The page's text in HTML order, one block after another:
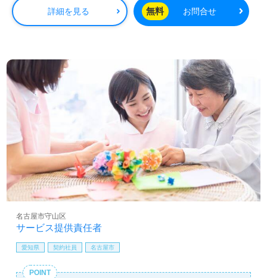
詳細を見る 無料 お問合せ
サービス提供責任者
名古屋市守山区
愛知県 契約社員 名古屋市
POINT